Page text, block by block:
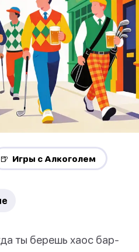
🍺 Игры с Алкоголем
ты берешь хаос бар-